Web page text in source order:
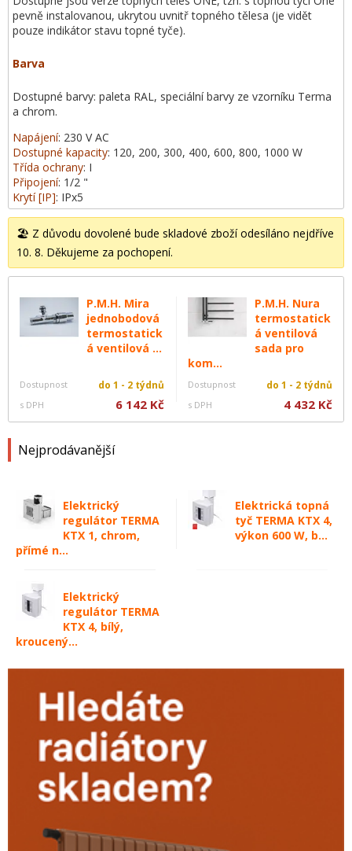
🏖️ Z důvodu dovolené bude skladové zboží odesíláno nejdříve
10. 8. Děkujeme za pochopení.
P.M.H. Mira
jednobodová
termostatick
á ventilová ...
Dostupnost do 1 - 2 týdnů
s DPH 6 142 Kč
P.M.H. Nura
termostatick
á ventilová
sada pro
kom...
Dostupnost do 1 - 2 týdnů
s DPH 4 432 Kč
Nejprodávanější
Elektrický
regulátor TERMA
KTX 1, chrom,
přímé n...
Elektrická topná
tyč TERMA KTX 4,
výkon 600 W, b...
Elektrický
regulátor TERMA
KTX 4, bílý,
kroucený...
pevně instalovanou, ukrytou uvnitř topného tělesa (je vidět
pouze indikátor stavu topné tyče).
Barva
Dostupné barvy: paleta RAL, speciální barvy ze vzorníku Terma
a chrom.
Napájení: 230 V AC
Dostupné kapacity: 120, 200, 300, 400, 600, 800, 1000 W
Třída ochrany: I
Připojení: 1/2 "
Krytí [IP]: IPx5